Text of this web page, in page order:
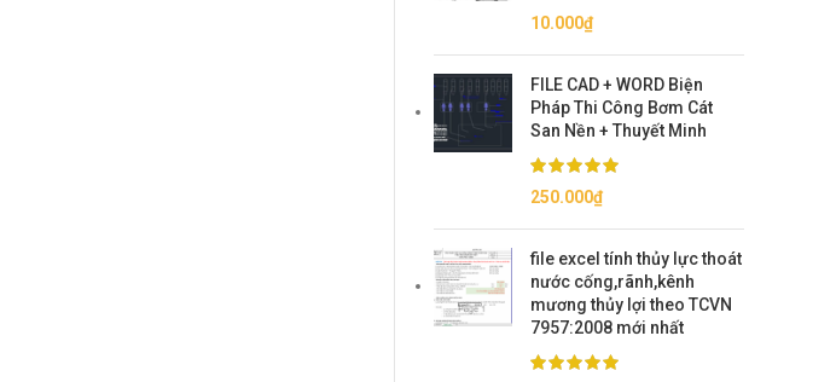
10.000₫
FILE CAD + WORD Biện
Pháp Thi Công Bơm Cát
San Nền + Thuyết Minh
250.000₫
file excel tính thủy lực thoát
nước cống,rãnh,kênh
mương thủy lợi theo TCVN
7957:2008 mới nhất